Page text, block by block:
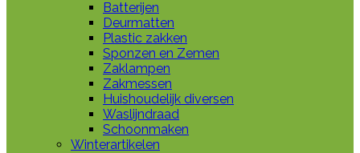
Batterijen
Deurmatten
Plastic zakken
Sponzen en Zemen
Zaklampen
Zakmessen
Huishoudelijk diversen
Waslijndraad
Schoonmaken
Winterartikelen